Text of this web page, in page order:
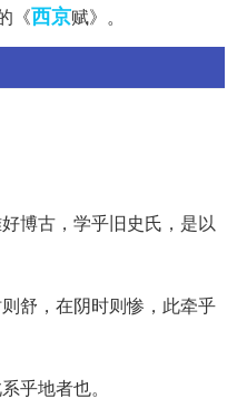
《西京赋》。
博古，学乎旧史氏，是以
舒，在阴时则惨，此牵乎
乎地者也。